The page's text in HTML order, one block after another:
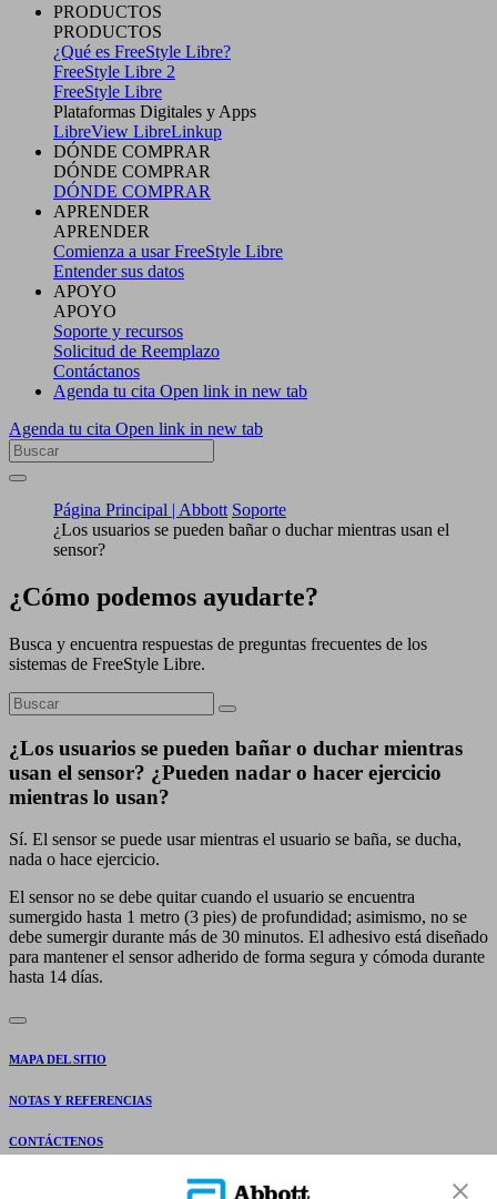
PRODUCTOS
PRODUCTOS
¿Qué es FreeStyle Libre?
FreeStyle Libre 2
FreeStyle Libre
Plataformas Digitales y Apps
LibreView LibreLinkup
DÓNDE COMPRAR
DÓNDE COMPRAR
DÓNDE COMPRAR
APRENDER
APRENDER
Comienza a usar FreeStyle Libre
Entender sus datos
APOYO
APOYO
Soporte y recursos
Solicitud de Reemplazo
Contáctanos
Agenda tu cita Open link in new tab
Agenda tu cita Open link in new tab
Página Principal | Abbott Soporte
¿Los usuarios se pueden bañar o duchar mientras usan el
sensor?
¿Cómo podemos ayudarte?
Busca y encuentra respuestas de preguntas frecuentes de los
sistemas de FreeStyle Libre.
¿Los usuarios se pueden bañar o duchar mientras
usan el sensor? ¿Pueden nadar o hacer ejercicio
mientras lo usan?
Sí. El sensor se puede usar mientras el usuario se baña, se ducha,
nada o hace ejercicio.
El sensor no se debe quitar cuando el usuario se encuentra
sumergido hasta 1 metro (3 pies) de profundidad; asimismo, no se
debe sumergir durante más de 30 minutos. El adhesivo está diseñado
para mantener el sensor adherido de forma segura y cómoda durante
hasta 14 días.
MAPA DEL SITIO
NOTAS Y REFERENCIAS
CONTÁCTENOS